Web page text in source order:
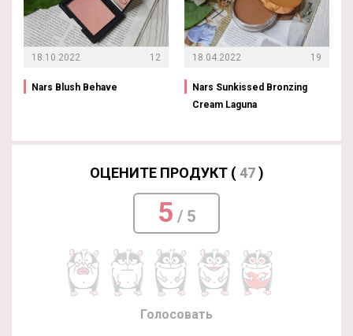
18.10.2022 12
Nars Blush Behave
18.04.2022 19
Nars Sunkissed Bronzing
Cream Laguna
ОЦЕНИТЕ ПРОДУКТ (47)
5 / 5
Голосовать